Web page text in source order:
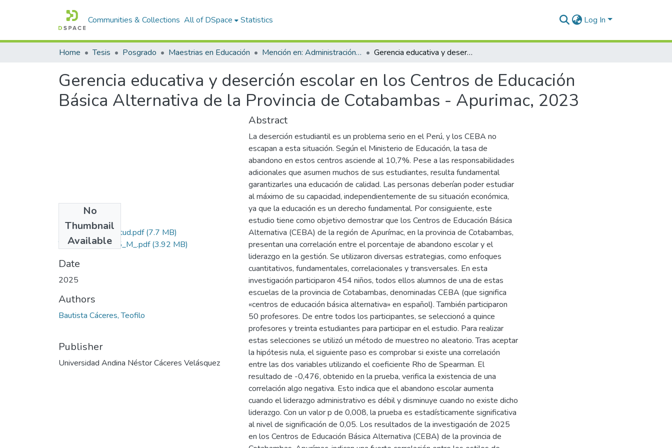
Communities & Collections All of DSpace Statistics Log In
Home Tesis Posgrado Maestrias en Educación Mención en: Administración y Gerencia Educativa Gerencia educativa y deserción escolar en los Centros de Educación Básica Alternativa de la Provincia de Cotabambas - Apurimac, 2023
Gerencia educativa y deserción escolar en los Centros de Educación
Básica Alternativa de la Provincia de Cotabambas - Apurimac, 2023
No
Thumbnail
Available
Grado de Similitud.pdf(7.7 MB)
T036_42726395_M_.pdf(3.92 MB)
Date
2025
Authors
Bautista Cáceres, Teofilo
Publisher
Universidad Andina Néstor Cáceres Velásquez
Abstract
La deserción estudiantil es un problema serio en el Perú, y los CEBA no
escapan a esta situación. Según el Ministerio de Educación, la tasa de
abandono en estos centros asciende al 10,7%. Pese a las responsabilidades
adicionales que asumen muchos de sus estudiantes, resulta fundamental
garantizarles una educación de calidad. Las personas deberían poder estudiar
al máximo de su capacidad, independientemente de su situación económica,
ya que la educación es un derecho fundamental. Por consiguiente, este
estudio tiene como objetivo demostrar que los Centros de Educación Básica
Alternativa (CEBA) de la región de Apurímac, en la provincia de Cotabambas,
presentan una correlación entre el porcentaje de abandono escolar y el
liderazgo en la gestión. Se utilizaron diversas estrategias, como enfoques
cuantitativos, fundamentales, correlacionales y transversales. En esta
investigación participaron 454 niños, todos ellos alumnos de una de estas
escuelas de la provincia de Cotabambas, denominadas CEBA (que significa
«centros de educación básica alternativa» en español). También participaron
50 profesores. De entre todos los participantes, se seleccionó a quince
profesores y treinta estudiantes para participar en el estudio. Para realizar
estas selecciones se utilizó un método de muestreo no aleatorio. Tras aceptar
la hipótesis nula, el siguiente paso es comprobar si existe una correlación
entre las dos variables utilizando el coeficiente Rho de Spearman. El
resultado de -0,476, obtenido en la prueba, verifica la existencia de una
correlación algo negativa. Esto indica que el abandono escolar aumenta
cuando el liderazgo administrativo es débil y disminuye cuando no existe dicho
liderazgo. Con un valor p de 0,008, la prueba es estadísticamente significativa
al nivel de significación de 0,05. Los resultados de la investigación de 2025
en los Centros de Educación Básica Alternativa (CEBA) de la provincia de